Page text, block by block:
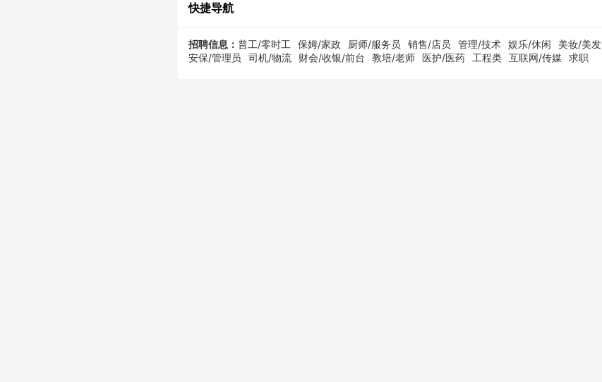
快捷导航
招聘信息： 普工/零时工 保姆/家政 厨师/服务员 销售/店员 管理/技术 娱乐/休闲
美妆/美发
安保/管理员
司机/物流 财会/收银/前台 教培/老师 医护/医药 工程类 互联网/传媒 求职